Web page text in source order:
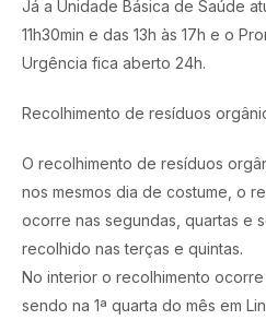
Já a Unidade Básica de Saúde
11h30min e das 13h às 17h e o
Urgência fica aberto 24h.
Recolhimento de resíduos
O recolhimento de resíduos
nos mesmos dia de costume, o
ocorre nas segundas, quartas e
recolhido nas terças e quintas.
No interior o recolhimento ocorre
sendo na 1ª quarta do mês em